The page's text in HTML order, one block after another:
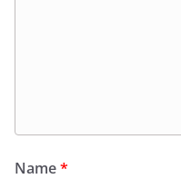
Name*